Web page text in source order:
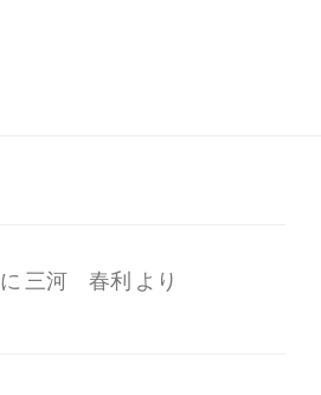
に 三河 春利 より